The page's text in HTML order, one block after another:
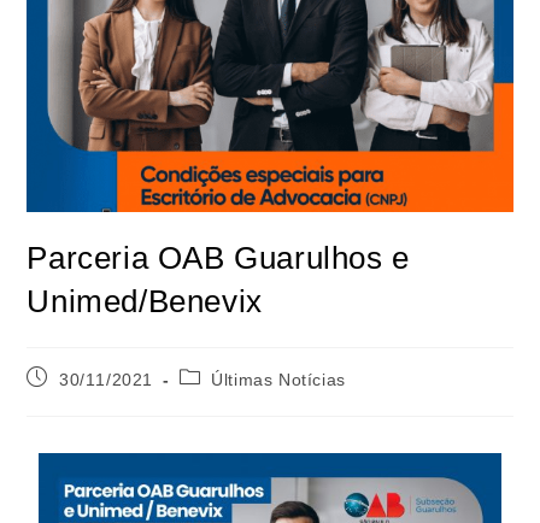
Parceria OAB Guarulhos e
Unimed/Benevix
30/11/2021 Últimas Notícias